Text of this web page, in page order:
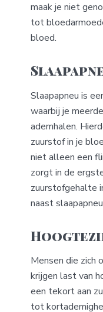
maak je niet
tot
bloed.
Slaapapneu is
waarbij je
ademhalen.
zuurstof in je
niet alleen een
zorgt in de
zuurstofgehalte
naast
Mensen die zich
krijgen last van
een tekort aan
tot